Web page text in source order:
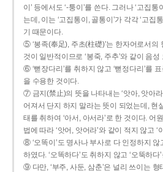
이’ 등에서도 ‘-퉁이’를 쓴다. 그러나 ‘고집통
는데, 이는 ‘고집통이, 골통이’가 각각 ‘고집통
기 때문이다.
⑤ ‘봉족(奉足), 주초(柱礎)’는 한자어로서의
것이 일반적이므로 ‘봉죽, 주추’와 같이 음
⑥ ‘뻗장다리’를 취하지 않고 ‘뻗정다리’를
을 수용한 것이다.
⑦ 금지(禁止)의 뜻을 나타내는 ‘앗아, 앗아
어져서 단지 하지 말라는 뜻이 되었는데, 현
태를 취하여 ‘아서, 아서라’로 한 것이다. 어
법에 따라 ‘앗어, 앗어라’와 같이 적지 않고 ‘
⑧ ‘오똑이’도 명사나 부사로 다 인정하지 않
하였다. ‘오똑하다’도 취하지 않고 ‘오뚝하
⑨ 다만, ‘부주, 사둔, 삼춘’은 널리 쓰이는